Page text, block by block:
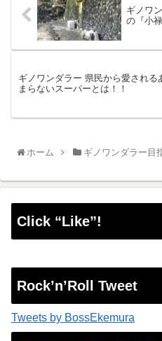
ギノワ
の『小禄
ギノワンダラー 県民から愛される
まらないスーパーとは！！
ホーム ギノワンダラー目
Click “Like”!
Rock’n’Roll Tweet
Tweets by BossEkemura